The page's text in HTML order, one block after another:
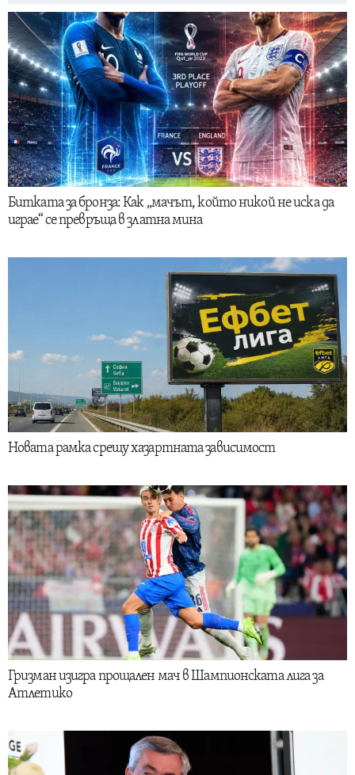
Битката за бронза: Как „мачът, който никой не иска да
играе“ се превръща в златна мина
Новата рамка срещу хазартната зависимост
Гризман изигра прощален мач в Шампионската лига за
Атлетико